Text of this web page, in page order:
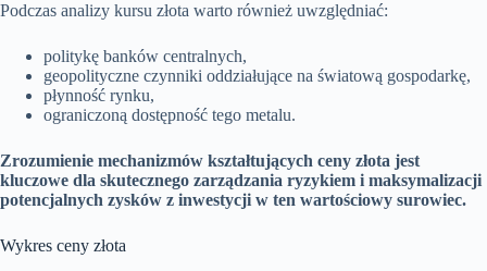
Podczas analizy kursu złota warto również uwzględniać:
politykę banków centralnych,
geopolityczne czynniki oddziałujące na światową gospodarkę,
płynność rynku,
ograniczoną dostępność tego metalu.
Zrozumienie mechanizmów kształtujących ceny złota jest
kluczowe dla skutecznego zarządzania ryzykiem i maksymalizacji
potencjalnych zysków z inwestycji w ten wartościowy surowiec.
Wykres ceny złota